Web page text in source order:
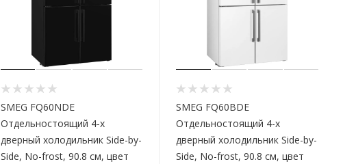
SMEG FQ60NDE
Отдельностоящий 4-х
дверный холодильник Side-by-
Side, No-frost, 90.8 см, цвет
SMEG FQ60BDE
Отдельностоящий 4-х
дверный холодильник Side-by-
Side, No-frost, 90.8 см, цвет